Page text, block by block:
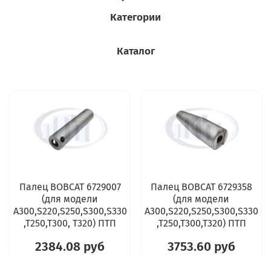
Категории
Каталог
Палец BOBCAT 6729007
(для модели
А300,S220,S250,S300,S330
,T250,T300, T320) ПТП
2384.08 руб
Палец BOBCAT 6729358
(для модели
A300,S220,S250,S300,S330
,T250,T300,T320) ПТП
3753.60 руб